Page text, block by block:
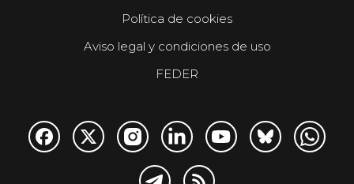
Política de cookies
Aviso legal y condiciones de uso
FEDER